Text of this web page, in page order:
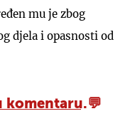
mu je zbog
djela i opasnosti od
komentaru.